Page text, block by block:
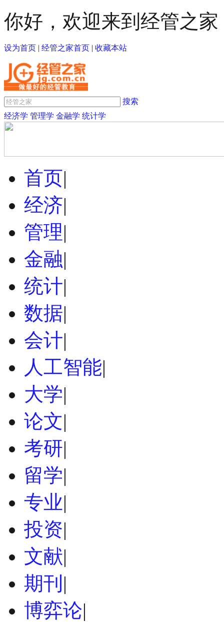
你好，欢迎来到经管之家
设为首页 | 经管之家首页 | 收藏本站
搜索
经济学 管理学 金融学 统计学
首页|
经济|
管理|
金融|
统计|
数据|
会计|
人工智能|
大学|
论文|
考研|
留学|
专业|
投资|
文献|
期刊 |
博弈论|